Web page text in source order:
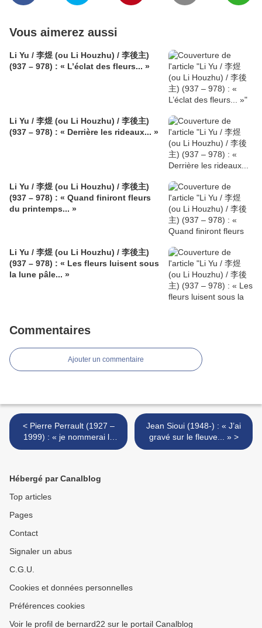
Vous aimerez aussi
Li Yu / 李煜 (ou Li Houzhu) / 李後主)
(937 – 978) : « L’éclat des fleurs... »
Li Yu / 李煜 (ou Li Houzhu) / 李後主)
(937 – 978) : « Derrière les rideaux... »
Li Yu / 李煜 (ou Li Houzhu) / 李後主)
(937 – 978) : « Quand finiront fleurs
du printemps... »
Li Yu / 李煜 (ou Li Houzhu) / 李後主)
(937 – 978) : « Les fleurs luisent sous
la lune pâle... »
Commentaires
Ajouter un commentaire
< Pierre Perrault (1927 –
1999) : « je nommerai la
tourterelle triste... »
Jean Sioui (1948-) : « J’ai
gravé sur le fleuve... » >
Hébergé par Canalblog
Top articles
Pages
Contact
Signaler un abus
C.G.U.
Cookies et données personnelles
Préférences cookies
Voir le profil de bernard22 sur le portail Canalblog